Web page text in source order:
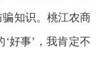
知识。桃江农商
好事’，我肯定不